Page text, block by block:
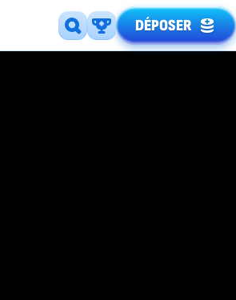
DÉPOSER